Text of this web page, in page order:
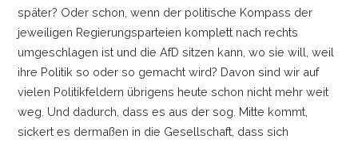
später? Oder schon, wenn der politische Kompass der
jeweiligen Regierungsparteien komplett nach rechts
umgeschlagen ist und die AfD sitzen kann, wo sie will, weil
ihre Politik so oder so gemacht wird? Davon sind wir auf
vielen Politikfeldern übrigens heute schon nicht mehr weit
weg. Und dadurch, dass es aus der sog. Mitte kommt,
sickert es dermaßen in die Gesellschaft, dass sich